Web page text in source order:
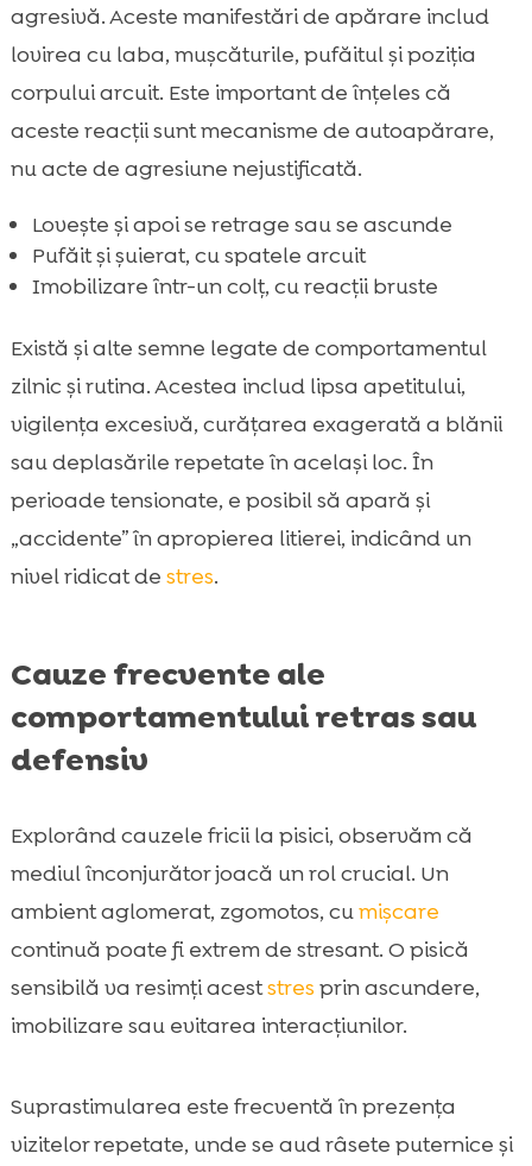
agresivă. Aceste manifestări de apărare includ
lovirea cu laba, mușcăturile, pufăitul și poziția
corpului arcuit. Este important de înțeles că
aceste reacții sunt mecanisme de autoapărare,
nu acte de agresiune nejustificată.
Lovește și apoi se retrage sau se ascunde
Pufăit și șuierat, cu spatele arcuit
Imobilizare într-un colț, cu reacții bruste
Există și alte semne legate de comportamentul
zilnic și rutina. Acestea includ lipsa apetitului,
vigilența excesivă, curățarea exagerată a blănii
sau deplasările repetate în același loc. În
perioade tensionate, e posibil să apară și
„accidente” în apropierea litierei, indicând un
nivel ridicat de stres.
Cauze frecvente ale
comportamentului retras sau
defensiv
Explorând cauzele fricii la pisici, observăm că
mediul înconjurător joacă un rol crucial. Un
ambient aglomerat, zgomotos, cumișcare
continuă poate fi extrem de stresant. O pisică
sensibilă va resimți aceststres prin ascundere,
imobilizare sau evitarea interacțiunilor.
Suprastimularea este frecventă în prezența
vizitelor repetate, unde se aud râsete puternice și